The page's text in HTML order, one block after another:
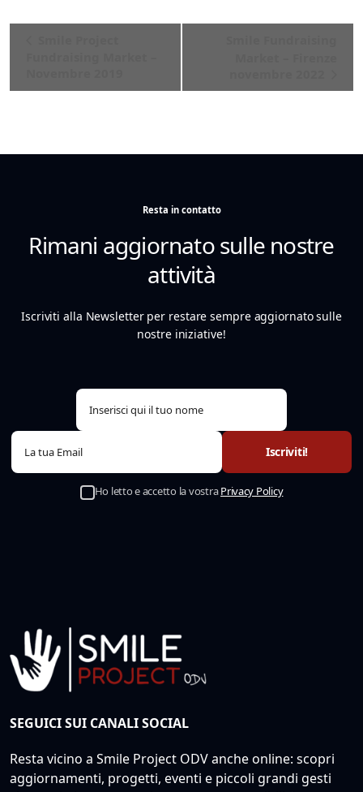
Resta in contatto
Rimani aggiornato sulle nostre
attività
Iscriviti alla Newsletter per restare sempre aggiornato sulle
nostre iniziative!
Ho letto e accetto la vostraPrivacy Policy
SEGUICI SUI CANALI SOCIAL
Resta vicino a Smile Project ODV anche online: scopri
aggiornamenti, progetti, eventi e piccoli grandi gesti